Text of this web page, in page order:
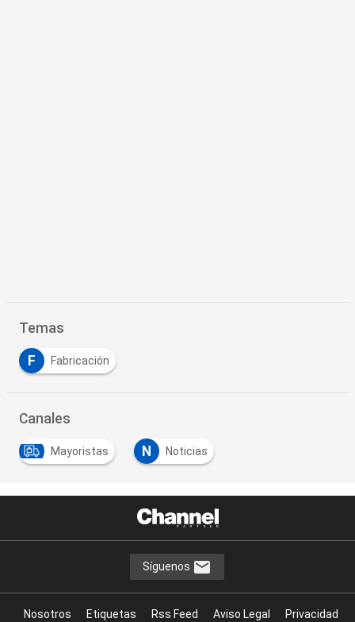
Temas
F Fabricación
Canales
Mayoristas N Noticias
Síguenos
Nosotros Etiquetas Rss Feed Aviso Legal
Privacidad